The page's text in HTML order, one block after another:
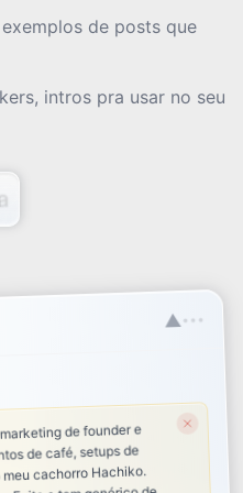
de posts que
intros pra usar no seu
▲•••
de founder e
de café, setups de
cachorro Hachiko.